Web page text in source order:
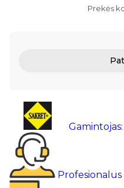
Prekės
Gamintojas: